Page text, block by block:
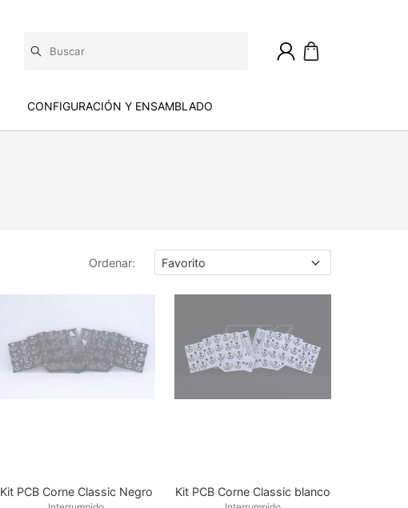
CONFIGURACIÓN Y ENSAMBLADO
Ordenar:
Kit PCB Corne Classic Negro Kit PCB Corne Classic blanco